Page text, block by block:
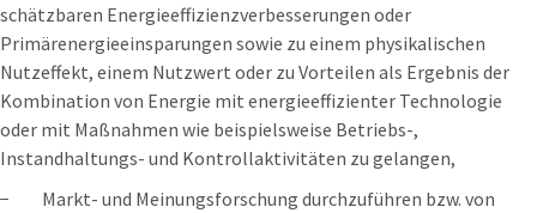
schätzbaren Energieeffizienzverbesserungen oder
Primärenergieeinsparungen sowie zu einem physikalischen
Nutzeffekt, einem Nutzwert oder zu Vorteilen als Ergebnis der
Kombination von Energie mit energieeffizienter Technologie
oder mit Maßnahmen wie beispielsweise Betriebs-,
Instandhaltungs- und Kontrollaktivitäten zu gelangen,
− Markt- und Meinungsforschung durchzuführen bzw. von